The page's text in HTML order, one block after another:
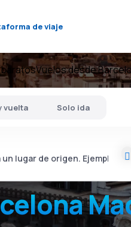
de viaje
Vuelos desde
vuelta Solo ida